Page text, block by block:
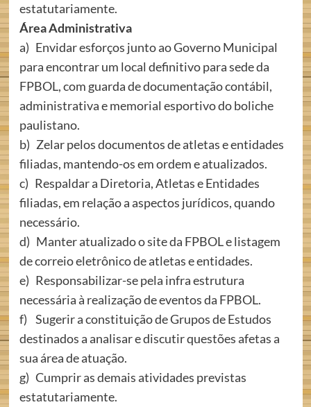
estatutariamente.
Área Administrativa
a) Envidar esforços junto ao Governo Municipal
para encontrar um local definitivo para sede da
FPBOL, com guarda de documentação contábil,
administrativa e memorial esportivo do boliche
paulistano.
b) Zelar pelos documentos de atletas e entidades
filiadas, mantendo-os em ordem e atualizados.
c) Respaldar a Diretoria, Atletas e Entidades
filiadas, em relação a aspectos jurídicos, quando
necessário.
d) Manter atualizado o site da FPBOL e listagem
de correio eletrônico de atletas e entidades.
e) Responsabilizar-se pela infra estrutura
necessária à realização de eventos da FPBOL.
f) Sugerir a constituição de Grupos de Estudos
destinados a analisar e discutir questões afetas a
sua área de atuação.
g) Cumprir as demais atividades previstas
estatutariamente.